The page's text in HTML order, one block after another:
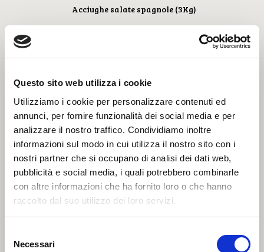
Questo sito web utilizza i cookie
Utilizziamo i cookie per personalizzare contenuti ed
annunci, per fornire funzionalità dei social media e per
analizzare il nostro traffico. Condividiamo inoltre
informazioni sul modo in cui utilizza il nostro sito con i
nostri partner che si occupano di analisi dei dati web,
pubblicità e social media, i quali potrebbero combinarle
con altre informazioni che ha fornito loro o che hanno
raccolto dal suo utilizzo dei loro servizi.
delNecessari
Acciughe salate spagnole (3Kg)
Acciughe salate spagnole (10Kg)